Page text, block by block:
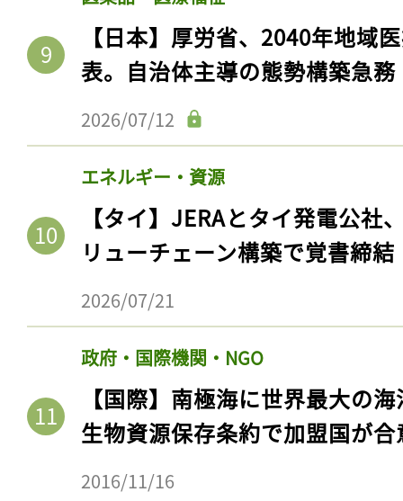
【日本】厚労省、2040年地域
表。自治体主導の態勢構築急務
2026/07/12
エネルギー・資源
【タイ】JERAとタイ発電公社
リューチェーン構築で覚書締結
2026/07/21
政府・国際機関・NGO
【国際】南極海に世界最大の
生物資源保存条約で加盟国が合
2016/11/16
記事をお気に入りに
ログインが必
ログイン
会員登録